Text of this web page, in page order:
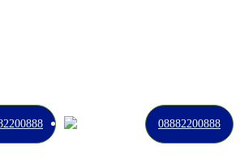
08882200888